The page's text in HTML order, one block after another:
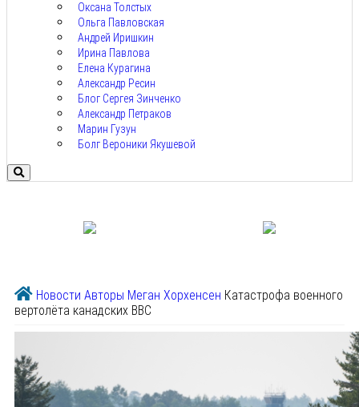
Оксана Толстых
Ольга Павловская
Андрей Иришкин
Ирина Павлова
Елена Курагина
Александр Ресин
Блог Сергея Зинченко
Александр Петраков
Марин Гузун
Болг Вероники Якушевой
Новости Авторы Меган Хорхенсен Катастрофа военного
вертолёта канадских ВВС